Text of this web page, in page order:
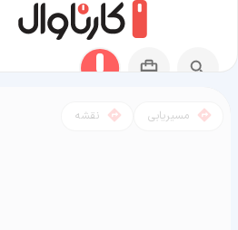
مسیریابی نقشه